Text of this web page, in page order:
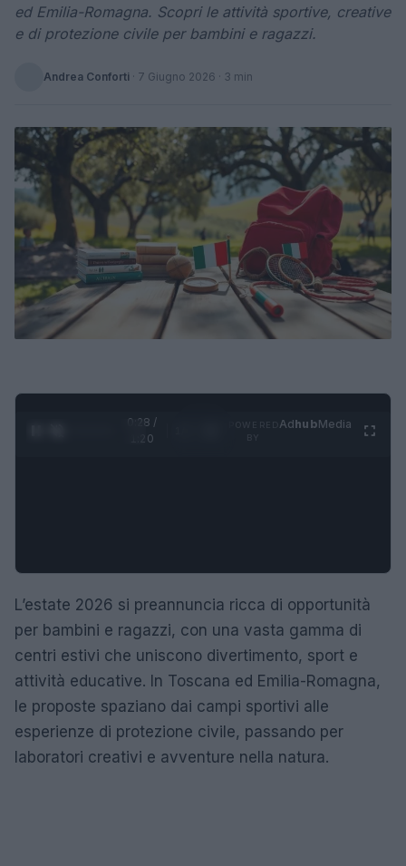
ed Emilia-Romagna. Scopri le attività sportive, creative
e di protezione civile per bambini e ragazzi.
Andrea Conforti · 7 Giugno 2026 · 3 min
0:29 /
1:20
AdhubMedia
L’estate 2026 si preannuncia ricca di opportunità
per bambini e ragazzi, con una vasta gamma di
centri estivi che uniscono divertimento, sport e
attività educative. In Toscana ed Emilia-Romagna,
le proposte spaziano dai campi sportivi alle
esperienze di protezione civile, passando per
laboratori creativi e avventure nella natura.